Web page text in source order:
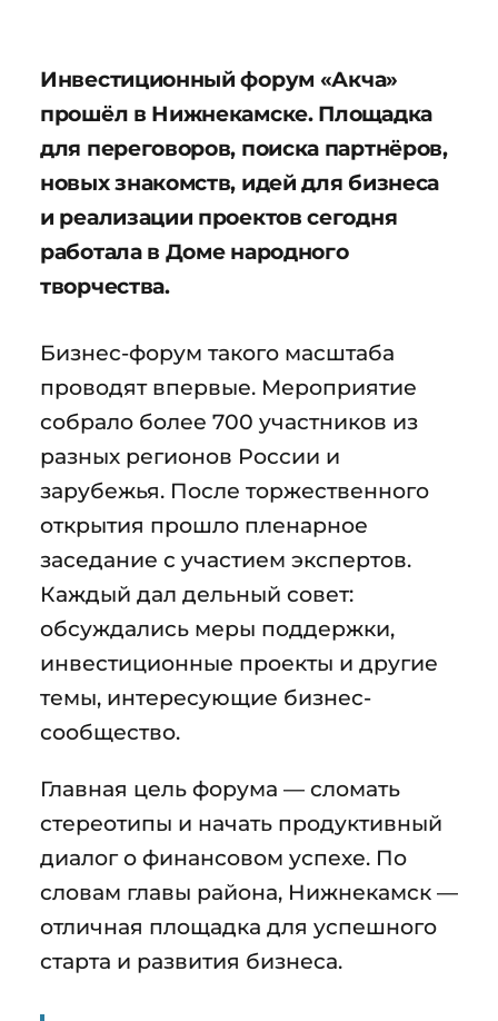
Инвестиционный форум «Акча»
прошёл в Нижнекамске. Площадка
для переговоров, поиска партнёров,
новых знакомств, идей для бизнеса
и реализации проектов сегодня
работала в Доме народного
творчества.
Бизнес-форум такого масштаба
проводят впервые. Мероприятие
собрало более 700 участников из
разных регионов России и
зарубежья. После торжественного
открытия прошло пленарное
заседание с участием экспертов.
Каждый дал дельный совет:
обсуждались меры поддержки,
инвестиционные проекты и другие
темы, интересующие бизнес-
сообщество.
Главная цель форума — сломать
стереотипы и начать продуктивный
диалог о финансовом успехе. По
словам главы района, Нижнекамск —
отличная площадка для успешного
старта и развития бизнеса.